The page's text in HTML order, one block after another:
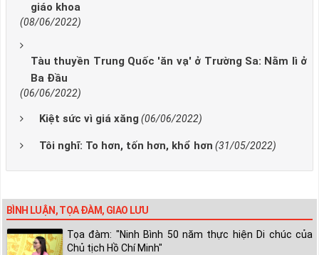
giáo khoa
(08/06/2022)
Tàu thuyền Trung Quốc 'ăn vạ' ở Trường Sa: Nằm lì ở
Ba Đầu
(06/06/2022)
Kiệt sức vì giá xăng (06/06/2022)
Tôi nghĩ: To hơn, tốn hơn, khổ hơn (31/05/2022)
BÌNH LUẬN, TỌA ĐÀM, GIAO LƯU
Tọa đàm: "Ninh Bình 50 năm thực hiện Di chúc của
Chủ tịch Hồ Chí Minh"